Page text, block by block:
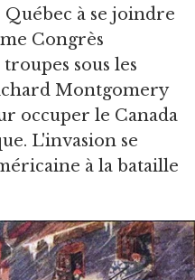
à se joindre
Congrès
sous les
Montgomery
occuper le Canada
L'invasion se
à la bataille